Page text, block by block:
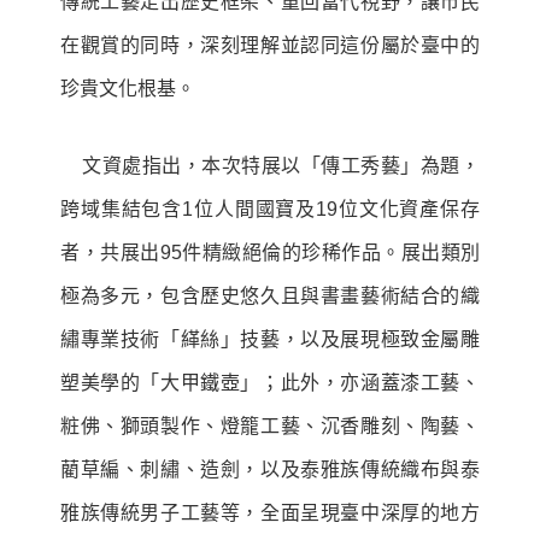
在觀賞的同時，深刻理解並認同這份屬於臺中的
珍貴文化根基。
文資處指出，本次特展以「傳工秀藝」為題，
跨域集結包含1位人間國寶及19位文化資產保存
者 ，共展出95件精緻絕倫的珍稀作品。展出類別
極為多元，包含歷史悠久且與書畫藝術結合的織
繡專業技術「緙絲」技藝，以及展現極致金屬雕
塑美學的「大甲鐵壺」；此外，亦涵蓋漆工藝、
粧佛、獅頭製作、燈籠工藝、沉香雕刻、陶藝、
藺草編、刺繡、造劍，以及泰雅族傳統織布與泰
雅族傳統男子工藝等，全面呈現臺中深厚的地方